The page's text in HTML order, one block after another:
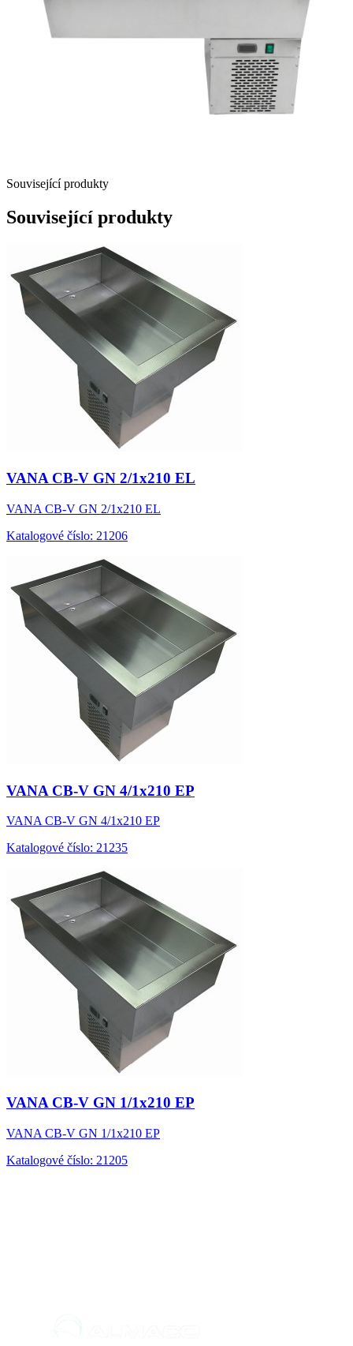
Související produkty
Související produkty
VANA CB-V GN 2/1x210 EL
VANA CB-V GN 2/1x210 EL
Katalogové číslo: 21206
VANA CB-V GN 4/1x210 EP
VANA CB-V GN 4/1x210 EP
Katalogové číslo: 21235
VANA CB-V GN 1/1x210 EP
VANA CB-V GN 1/1x210 EP
Katalogové číslo: 21205